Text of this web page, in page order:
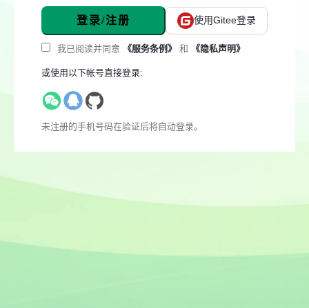
登录/注册 使用Gitee登录
我已阅读并同意 《服务条例》 和 《隐私声明》
或使用以下帐号直接登录:
未注册的手机号码在验证后将自动登录。